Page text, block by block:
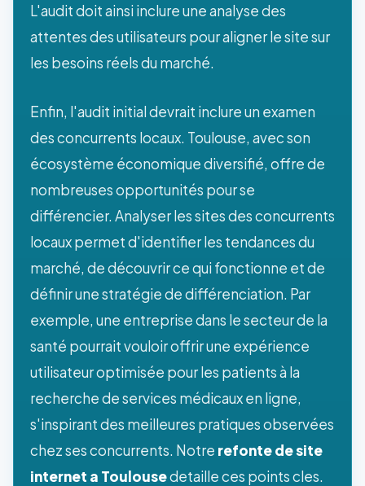
L'audit doit ainsi inclure une analyse des
attentes des utilisateurs pour aligner le site sur
les besoins réels du marché.
Enfin, l'audit initial devrait inclure un examen
des concurrents locaux. Toulouse, avec son
écosystème économique diversifié, offre de
nombreuses opportunités pour se
différencier. Analyser les sites des concurrents
locaux permet d'identifier les tendances du
marché, de découvrir ce qui fonctionne et de
définir une stratégie de différenciation. Par
exemple, une entreprise dans le secteur de la
santé pourrait vouloir offrir une expérience
utilisateur optimisée pour les patients à la
recherche de services médicaux en ligne,
s'inspirant des meilleures pratiques observées
chez ses concurrents. Notre refonte de site
internet a Toulousedetaille ces points cles.